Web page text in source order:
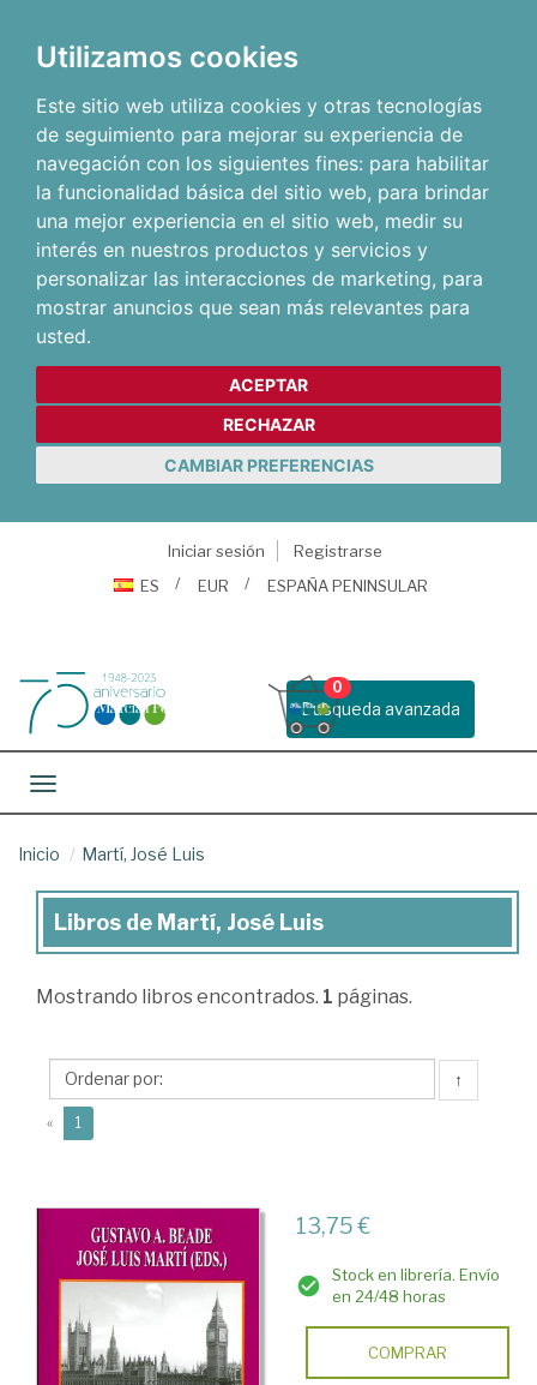
Utilizamos cookies
Este sitio web utiliza cookies y otras tecnologías
de seguimiento para mejorar su experiencia de
navegación con los siguientes fines: para habilitar
la funcionalidad básica del sitio web, para brindar
una mejor experiencia en el sitio web, medir su
interés en nuestros productos y servicios y
personalizar las interacciones de marketing, para
mostrar anuncios que sean más relevantes para
usted.
ACEPTAR
RECHAZAR
CAMBIAR PREFERENCIAS
Iniciar sesión
Registrarse
ES
EUR ESPAÑA PENINSULAR
Busqueda avanzada
0
Toggle navigation
Inicio Martí, José Luis
Libros
Martí,
Luis
Libros de Martí, José Luis
Mostrando libros encontrados. 1 páginas.
↑
« 1
13,75 €
Stock en librería. Envío
en 24/48 horas
COMPRAR